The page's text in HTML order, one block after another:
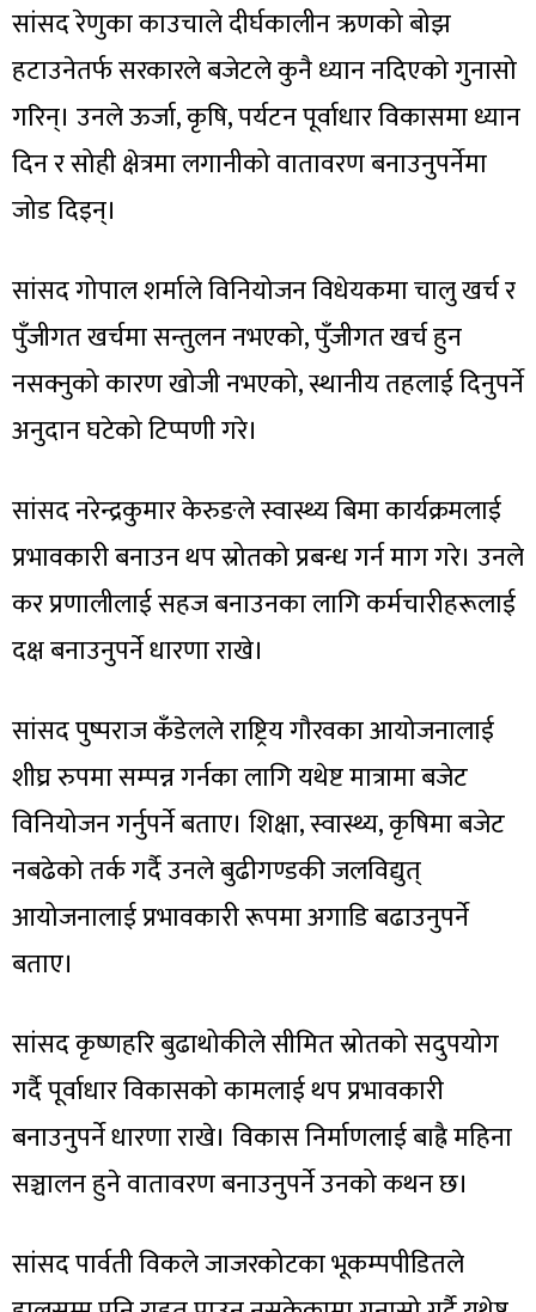
सांसद रेणुका काउचाले दीर्घकालीन ऋणको बोझ
हटाउनेतर्फ सरकारले बजेटले कुनै ध्यान नदिएको गुनासो
गरिन्। उनले ऊर्जा, कृषि, पर्यटन पूर्वाधार विकासमा ध्यान
दिन र सोही क्षेत्रमा लगानीको वातावरण बनाउनुपर्नेमा
जोड दिइन्।
सांसद गोपाल शर्माले विनियोजन विधेयकमा चालु खर्च र
पुँजीगत खर्चमा सन्तुलन नभएको, पुँजीगत खर्च हुन
नसक्नुको कारण खोजी नभएको, स्थानीय तहलाई दिनुपर्ने
अनुदान घटेको टिप्पणी गरे।
सांसद नरेन्द्रकुमार केरुङले स्वास्थ्य बिमा कार्यक्रमलाई
प्रभावकारी बनाउन थप स्रोतको प्रबन्ध गर्न माग गरे। उनले
कर प्रणालीलाई सहज बनाउनका लागि कर्मचारीहरूलाई
दक्ष बनाउनुपर्ने धारणा राखे।
सांसद पुष्पराज कँडेलले राष्ट्रिय गौरवका आयोजनालाई
शीघ्र रुपमा सम्पन्न गर्नका लागि यथेष्ट मात्रामा बजेट
विनियोजन गर्नुपर्ने बताए। शिक्षा, स्वास्थ्य, कृषिमा बजेट
नबढेको तर्क गर्दै उनले बुढीगण्डकी जलविद्युत्
आयोजनालाई प्रभावकारी रूपमा अगाडि बढाउनुपर्ने
बताए।
सांसद कृष्णहरि बुढाथोकीले सीमित स्रोतको सदुपयोग
गर्दै पूर्वाधार विकासको कामलाई थप प्रभावकारी
बनाउनुपर्ने धारणा राखे। विकास निर्माणलाई बाह्रै महिना
सञ्चालन हुने वातावरण बनाउनुपर्ने उनको कथन छ।
सांसद पार्वती विकले जाजरकोटका भूकम्पपीडितले